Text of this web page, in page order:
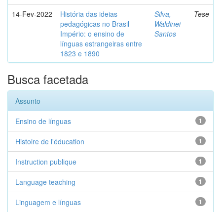
14-Fev-2022
História das ideias
pedagógicas no Brasil
Império: o ensino de
línguas estrangeiras entre
1823 e 1890
Silva,
Waldinei
Santos
Tese
Busca facetada
Assunto
1
Ensino de línguas
1
Histoire de l'éducation
1
Instruction publique
1
Language teaching
1
Linguagem e línguas